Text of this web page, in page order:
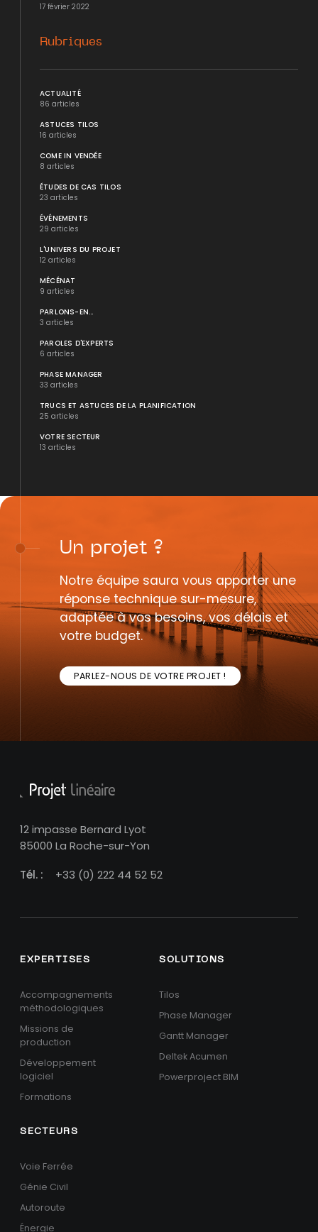
17 février 2022
Rubriques
ACTUALITÉ
86 articles
ASTUCES TILOS
16 articles
COME IN VENDÉE
8 articles
ÉTUDES DE CAS TILOS
23 articles
ÉVÉNEMENTS
29 articles
L'UNIVERS DU PROJET
12 articles
MÉCÉNAT
9 articles
PARLONS-EN...
3 articles
PAROLES D'EXPERTS
6 articles
PHASE MANAGER
33 articles
TRUCS ET ASTUCES DE LA PLANIFICATION
25 articles
VOTRE SECTEUR
13 articles
Un projet ?
Notre équipe saura vous apporter une
réponse technique sur-mesure,
adaptée à vos besoins, vos délais et
votre budget.
PARLEZ-NOUS DE VOTRE PROJET !
12 impasse Bernard Lyot
85000 La Roche-sur-Yon
Tél. :
+33 (0) 222 44 52 52
EXPERTISES
Accompagnements
méthodologiques
Missions de
production
Développement
logiciel
Formations
SOLUTIONS
Tilos
Phase Manager
Gantt Manager
Deltek Acumen
Powerproject BIM
SECTEURS
Voie Ferrée
Génie Civil
Autoroute
Énergie